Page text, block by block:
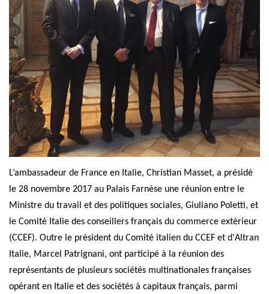
L’ambassadeur de France en Italie, Christian Masset, a présidé
le 28 novembre 2017 au Palais Farnèse une réunion entre le
Ministre du travail et des politiques sociales, Giuliano Poletti, et
le Comité Italie des conseillers français du commerce extérieur
(CCEF). Outre le président du Comité italien du CCEF et d'Altran
Italie, Marcel Patrignani, ont participé à la réunion des
représentants de plusieurs sociétés multinationales françaises
opérant en Italie et des sociétés à capitaux français, parmi